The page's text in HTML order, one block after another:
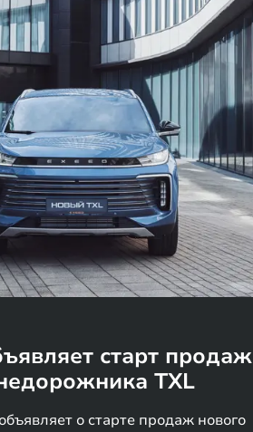
старт продаж
TXL
о старте продаж нового